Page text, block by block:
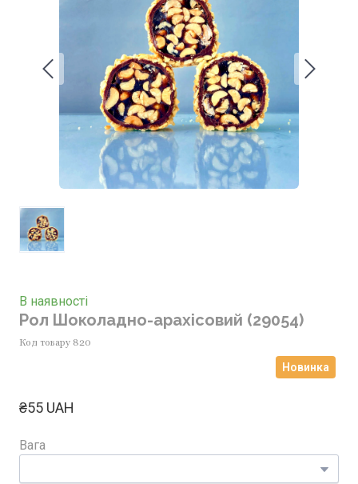
В наявності
Рол Шоколадно-арахісовий (29054)
Код товару 820
Новинка
₴55 UAH
Вага